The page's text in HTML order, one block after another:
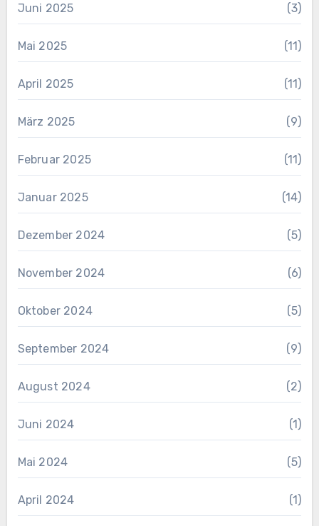
Juni 2025 (3)
Mai 2025 (11)
April 2025 (11)
März 2025 (9)
Februar 2025 (11)
Januar 2025 (14)
Dezember 2024 (5)
November 2024 (6)
Oktober 2024 (5)
September 2024 (9)
August 2024 (2)
Juni 2024 (1)
Mai 2024 (5)
April 2024 (1)